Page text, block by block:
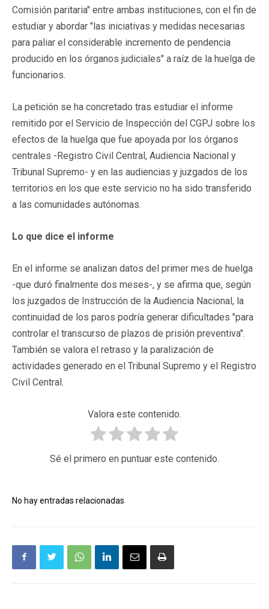
Comisión paritaria" entre ambas instituciones, con el fin de
estudiar y abordar "las iniciativas y medidas necesarias
para paliar el considerable incremento de pendencia
producido en los órganos judiciales" a raíz de la huelga de
funcionarios.
La petición se ha concretado tras estudiar el informe
remitido por el Servicio de Inspección del CGPJ sobre los
efectos de la huelga que fue apoyada por los órganos
centrales -Registro Civil Central, Audiencia Nacional y
Tribunal Supremo- y en las audiencias y juzgados de los
territorios en los que este servicio no ha sido transferido
a las comunidades autónomas.
Lo que dice el informe
En el informe se analizan datos del primer mes de huelga
-que duró finalmente dos meses-, y se afirma que, según
los juzgados de Instrucción de la Audiencia Nacional, la
continuidad de los paros podría generar dificultades "para
controlar el transcurso de plazos de prisión preventiva".
También se valora el retraso y la paralización de
actividades generado en el Tribunal Supremo y el Registro
Civil Central.
Valora este contenido.
Sé el primero en puntuar este contenido.
No hay entradas relacionadas